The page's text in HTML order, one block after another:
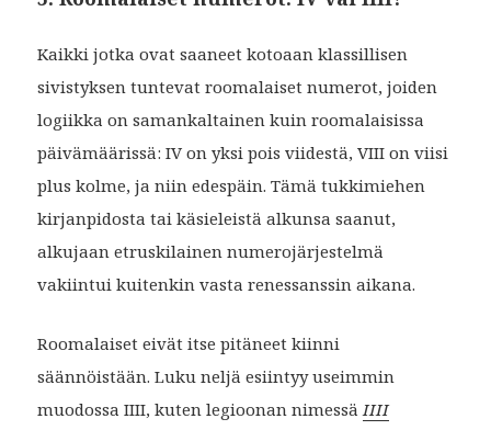
Kaikki jotka ovat saaneet kotoaan klassillisen
sivistyksen tuntevat roomalaiset numerot, joiden
logiikka on samankaltainen kuin roomalaisissa
päivämäärissä: IV on yksi pois viidestä, VIII on viisi
plus kolme, ja niin edespäin. Tämä tukkimiehen
kirjanpidosta tai käsieleistä alkunsa saanut,
alkujaan etruskilainen numerojärjestelmä
vakiintui kuitenkin vasta renessanssin aikana.
Roomalaiset eivät itse pitäneet kiinni
säännöistään. Luku neljä esiintyy useimmin
muodossa IIII, kuten legioonan nimessäIIII